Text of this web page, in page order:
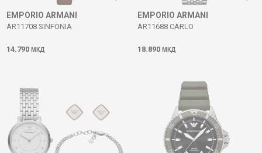
EMPORIO ARMANI
AR11708 SINFONIA
14.790 МКД
EMPORIO ARMANI
AR11688 CARLO
18.890 МКД